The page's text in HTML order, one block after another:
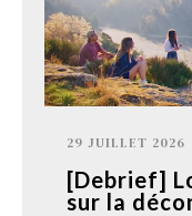
29 JUILLET 2026
[Debrief]
sur la